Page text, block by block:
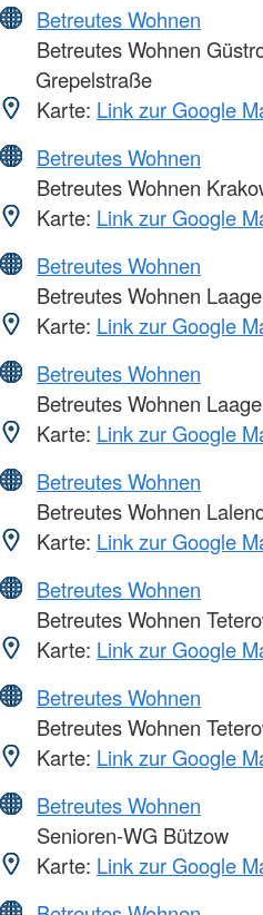
Betreutes Wohnen
Betreutes Wohnen
Grepelstraße
Karte: Link zur Google
Betreutes Wohnen
Betreutes Wohnen
Karte: Link zur Google
Betreutes Wohnen
Betreutes Wohnen Laage
Karte: Link zur Google
Betreutes Wohnen
Betreutes Wohnen Laage
Karte: Link zur Google
Betreutes Wohnen
Betreutes Wohnen
Karte: Link zur Google
Betreutes Wohnen
Betreutes Wohnen
Karte: Link zur Google
Betreutes Wohnen
Betreutes Wohnen
Karte: Link zur Google
Betreutes Wohnen
Senioren-WG Bützow
Karte: Link zur Google